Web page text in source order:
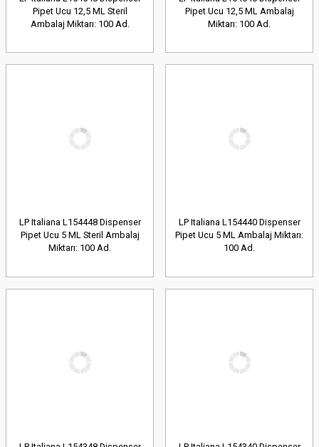
Pipet Ucu 12,5 ML Steril
Ambalaj Miktarı: 100 Ad.
Pipet Ucu 12,5 ML Ambalaj
Miktarı: 100 Ad.
LP Italiana L154448 Dispenser
Pipet Ucu 5 ML Steril Ambalaj
Miktarı: 100 Ad.
LP Italiana L154440 Dispenser
Pipet Ucu 5 ML Ambalaj Miktarı:
100 Ad.